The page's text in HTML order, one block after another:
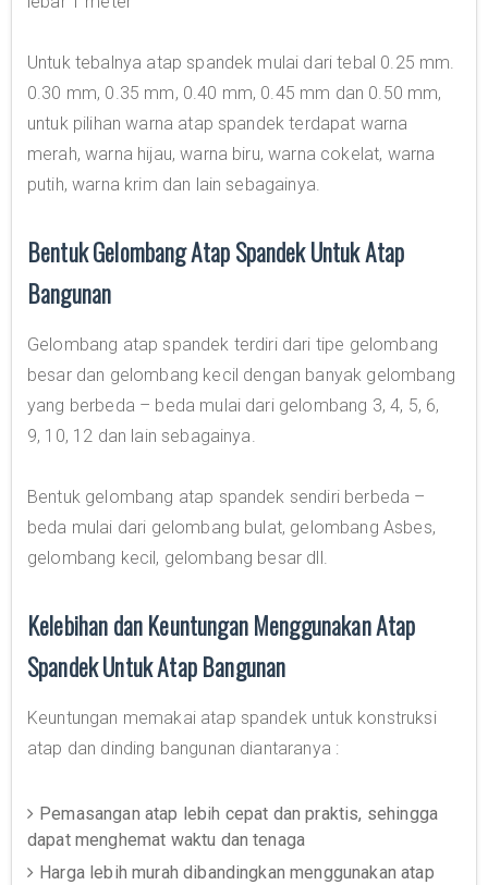
Untuk tebalnya atap spandek mulai dari tebal 0.25 mm.
0.30 mm, 0.35 mm, 0.40 mm, 0.45 mm dan 0.50 mm,
untuk pilihan warna atap spandek terdapat warna
merah, warna hijau, warna biru, warna cokelat, warna
putih, warna krim dan lain sebagainya.
Bentuk Gelombang Atap Spandek Untuk Atap
Bangunan
Gelombang atap spandek terdiri dari tipe gelombang
besar dan gelombang kecil dengan banyak gelombang
yang berbeda – beda mulai dari gelombang 3, 4, 5, 6,
9, 10, 12 dan lain sebagainya.
Bentuk gelombang atap spandek sendiri berbeda –
beda mulai dari gelombang bulat, gelombang Asbes,
gelombang kecil, gelombang besar dll.
Kelebihan dan Keuntungan Menggunakan Atap
Spandek Untuk Atap Bangunan
Keuntungan memakai atap spandek untuk konstruksi
atap dan dinding bangunan diantaranya :
Pemasangan atap lebih cepat dan praktis, sehingga
dapat menghemat waktu dan tenaga
Harga lebih murah dibandingkan menggunakan atap